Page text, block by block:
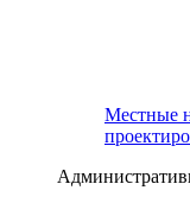
Местные